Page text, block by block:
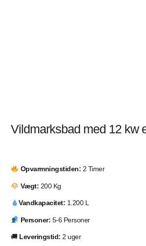
Vildmarksbad med 12 kw
Opvarmningstiden: 2 Timer
Vægt: 200 Kg
Vandkapacitet: 1.200 L
Personer: 5-6 Personer
🚚 Leveringstid: 2 uger